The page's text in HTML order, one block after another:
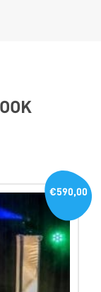
€590,00